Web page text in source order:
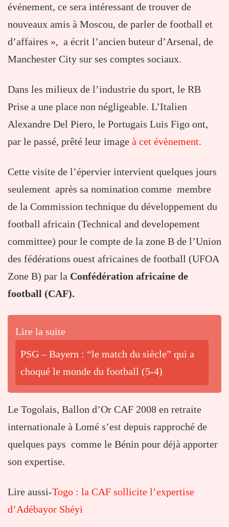
événement, ce sera intéressant de trouver de
nouveaux amis à Moscou, de parler de football et
d’affaires », a écrit l’ancien buteur d’Arsenal, de
Manchester City sur ses comptes sociaux.
Dans les milieux de l’industrie du sport, le RB
Prise a une place non négligeable. L’Italien
Alexandre Del Piero, le Portugais Luis Figo ont,
par le passé, prêté leur image à cet évènement.
Cette visite de l’épervier intervient quelques jours
seulement après sa nomination comme membre
de la Commission technique du développement du
football africain (Technical and developement
committee) pour le compte de la zone B de l’Union
des fédérations ouest africaines de football (UFOA
Zone B) par la Confédération africaine de
football (CAF).
Lire la suite
PSG – Bayern : “le match du siècle” qui a
choqué le monde du football (5-4)
Le Togolais, Ballon d’Or CAF 2008 en retraite
internationale à Lomé s’est depuis rapproché de
quelques pays comme le Bénin pour déjà apporter
son expertise.
Lire aussi-Togo : la CAF sollicite l’expertise
d’Adébayor Shéyi